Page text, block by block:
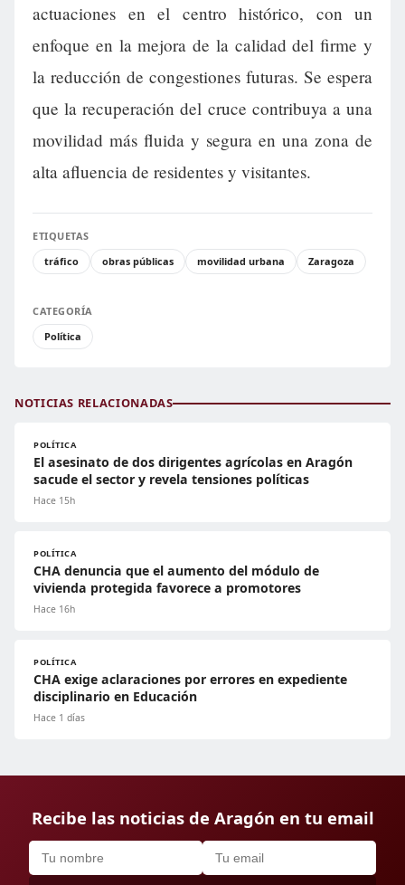
actuaciones en el centro histórico, con un
enfoque en la mejora de la calidad del firme y
la reducción de congestiones futuras. Se espera
que la recuperación del cruce contribuya a una
movilidad más fluida y segura en una zona de
alta afluencia de residentes y visitantes.
ETIQUETAS
tráfico
obras públicas movilidad urbana Zaragoza
CATEGORÍA
Política
NOTICIAS RELACIONADAS
POLÍTICA
El asesinato de dos dirigentes agrícolas en Aragón
sacude el sector y revela tensiones políticas
Hace 15h
POLÍTICA
CHA denuncia que el aumento del módulo de
vivienda protegida favorece a promotores
Hace 16h
POLÍTICA
CHA exige aclaraciones por errores en expediente
disciplinario en Educación
Hace 1 días
Recibe las noticias de Aragón en tu email